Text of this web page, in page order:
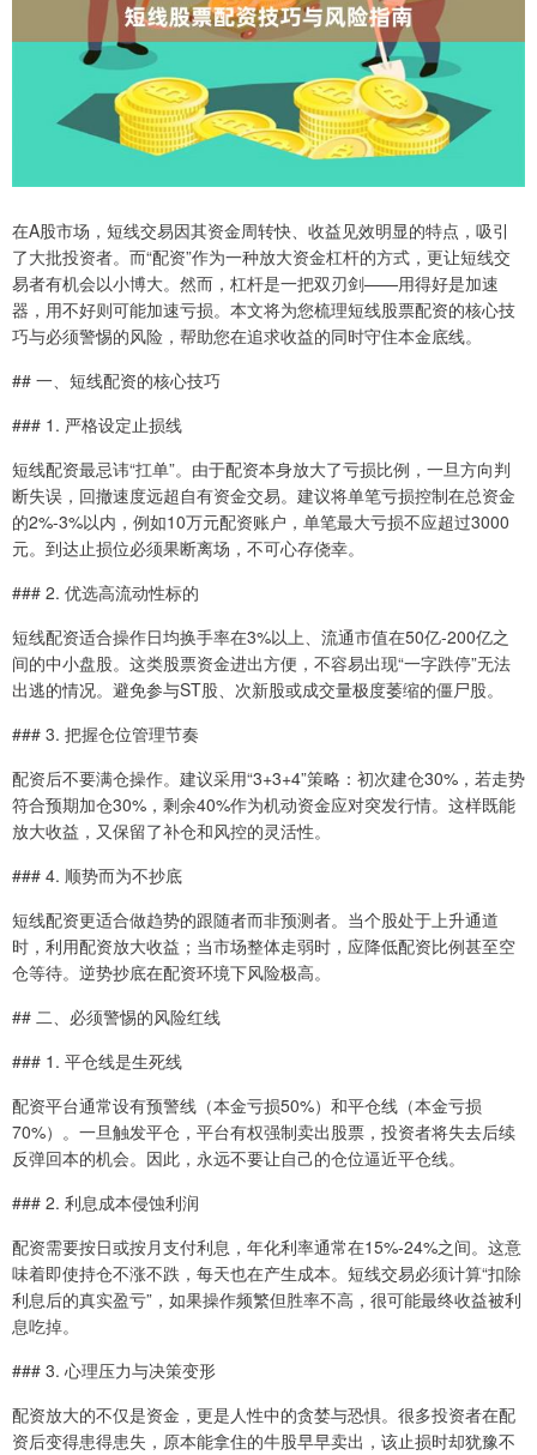
在A股市场，短线交易因其资金周转快、收益见效明显的特点，吸引
了大批投资者。而“配资”作为一种放大资金杠杆的方式，更让短线交
易者有机会以小博大。然而，杠杆是一把双刃剑——用得好是加速
器，用不好则可能加速亏损。本文将为您梳理短线股票配资的核心技
巧与必须警惕的风险，帮助您在追求收益的同时守住本金底线。
## 一、短线配资的核心技巧
### 1. 严格设定止损线
短线配资最忌讳“扛单”。由于配资本身放大了亏损比例，一旦方向判
断失误，回撤速度远超自有资金交易。建议将单笔亏损控制在总资金
的2%-3%以内，例如10万元配资账户，单笔最大亏损不应超过3000
元。到达止损位必须果断离场，不可心存侥幸。
### 2. 优选高流动性标的
短线配资适合操作日均换手率在3%以上、流通市值在50亿-200亿之
间的中小盘股。这类股票资金进出方便，不容易出现“一字跌停”无法
出逃的情况。避免参与ST股、次新股或成交量极度萎缩的僵尸股。
### 3. 把握仓位管理节奏
配资后不要满仓操作。建议采用“3+3+4”策略：初次建仓30%，若走势
符合预期加仓30%，剩余40%作为机动资金应对突发行情。这样既能
放大收益，又保留了补仓和风控的灵活性。
### 4. 顺势而为不抄底
短线配资更适合做趋势的跟随者而非预测者。当个股处于上升通道
时，利用配资放大收益；当市场整体走弱时，应降低配资比例甚至空
仓等待。逆势抄底在配资环境下风险极高。
## 二、必须警惕的风险红线
### 1. 平仓线是生死线
配资平台通常设有预警线（本金亏损50%）和平仓线（本金亏损
70%）。一旦触发平仓，平台有权强制卖出股票，投资者将失去后续
反弹回本的机会。因此，永远不要让自己的仓位逼近平仓线。
### 2. 利息成本侵蚀利润
配资需要按日或按月支付利息，年化利率通常在15%-24%之间。这意
味着即使持仓不涨不跌，每天也在产生成本。短线交易必须计算“扣除
利息后的真实盈亏”，如果操作频繁但胜率不高，很可能最终收益被利
息吃掉。
### 3. 心理压力与决策变形
配资放大的不仅是资金，更是人性中的贪婪与恐惧。很多投资者在配
资后变得患得患失，原本能拿住的牛股早早卖出，该止损时却犹豫不